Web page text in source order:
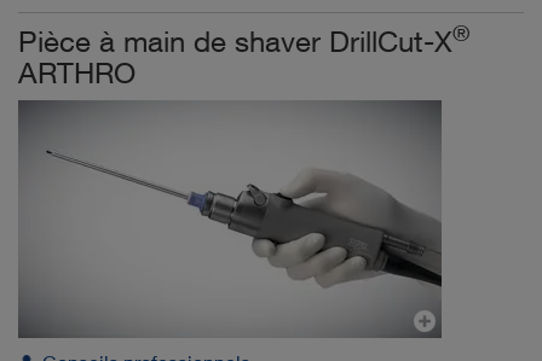
Pièce à main de shaver DrillCut-X®
ARTHRO